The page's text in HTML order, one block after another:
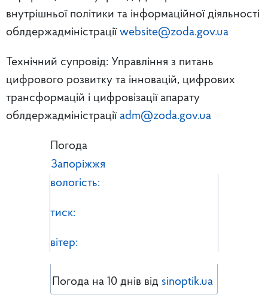
внутрішньої політики та інформаційної діяльності
облдержадміністрації website@zoda.gov.ua
Технічний супровід: Управління з питань
цифрового розвитку та інновацій, цифрових
трансформацій і цифровізації апарату
облдержадміністрації adm@zoda.gov.ua
Погода
Запоріжжя
вологість:
тиск:
вітер:
Погода на 10 днів від sinoptik.ua